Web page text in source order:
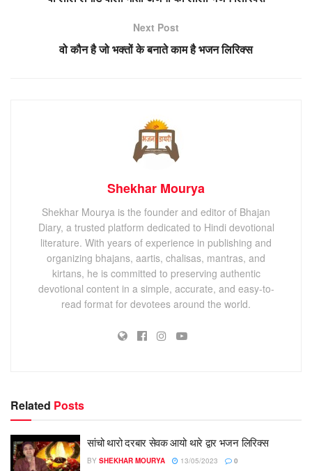
Next Post
वो कौन है जो भक्तों के बनाते काम है भजन लिरिक्स
Shekhar Mourya
Shekhar Mourya is the founder and editor of Bhajan
Diary, a trusted platform dedicated to Hindi devotional
literature. With years of experience in publishing and
organizing bhajans, aartis, chalisas, mantras, and
kirtans, he is committed to preserving authentic
devotional content in a simple, accurate, and easy-to-
read format for devotees around the world.
Related Posts
सांचो थारो दरबार सेवक आयो थारे द्वार भजन लिरिक्स
BY SHEKHAR MOURYA 13/05/2023 0